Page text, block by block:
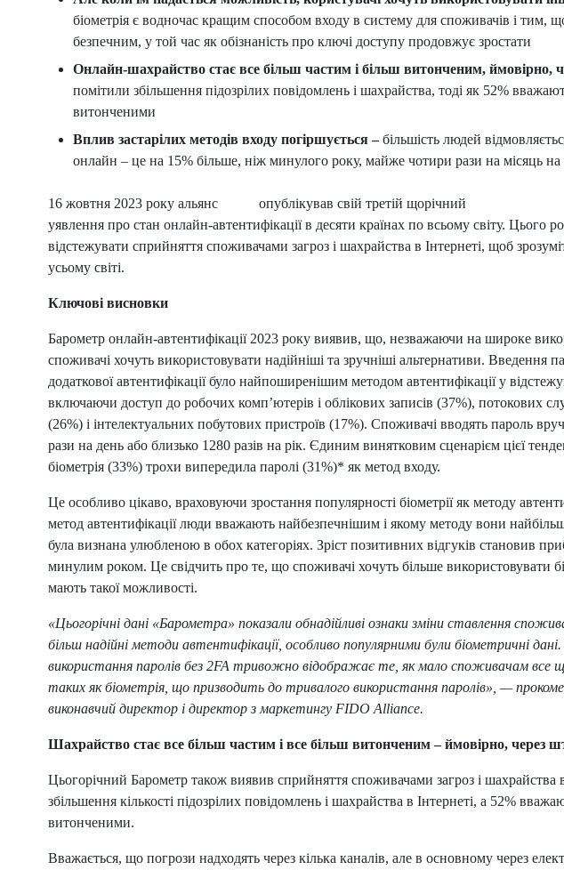
біометрія є водночас кращим способом входу в систему для споживачів і тим,
безпечним, у той час як обізнаність про ключі доступу продовжує зростати
Онлайн-шахрайство стає все більш частим і більш витонченим, ймовірно,
помітили збільшення підозрілих повідомлень і шахрайства, тоді як 52%
витонченими
Вплив застарілих методів входу погіршується –більшість людей
онлайн – це на 15% більше, ніж минулого року, майже чотири рази на місяць на
16 жовтня 2023 року альянс опублікував свій третій щорічний
уявлення про стан онлайн-автентифікації в десяти країнах по всьому світу. Цього
відстежувати сприйняття споживачами загроз і шахрайства в Інтернеті, щоб
усьому світі.
Ключові висновки
Барометр онлайн-автентифікації 2023 року виявив, що, незважаючи на широке
споживачі хочуть використовувати надійніші та зручніші альтернативи. Введення
додаткової автентифікації було найпоширенішим методом автентифікації у
включаючи доступ до робочих комп’ютерів і облікових записів (37%), потокових
(26%) і інтелектуальних побутових пристроїв (17%). Споживачі вводять пароль
рази на день або близько 1280 разів на рік. Єдиним винятковим сценарієм цієї
біометрія (33%) трохи випередила паролі (31%)* як метод входу.
Це особливо цікаво, враховуючи зростання популярності біометрії як методу
метод автентифікації люди вважають найбезпечнішим і якому методу вони
була визнана улюбленою в обох категоріях. Зріст позитивних відгуків становив
минулим роком. Це свідчить про те, що споживачі хочуть більше використовувати
мають такої можливості.
«Цьогорічні дані «Барометра» показали обнадійливі ознаки зміни ставлення
більш надійні методи автентифікації, особливо популярними були біометричні
використання паролів без 2FA тривожно відображає те, як мало споживачам все
таких як біометрія, що призводить до тривалого використання паролів», —
виконавчий директор і директор з маркетингу FIDO Alliance.
Шахрайство стає все більш частим і все більш витонченим – ймовірно, через
Цьогорічний Барометр також виявив сприйняття споживачами загроз і шахрайства
збільшення кількості підозрілих повідомлень і шахрайства в Інтернеті, а 52%
витонченими.
Вважається, що погрози надходять через кілька каналів, але в основному через